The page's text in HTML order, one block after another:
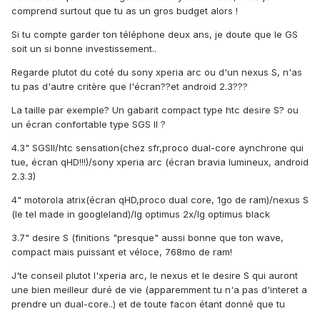
comprend surtout que tu as un gros budget alors !
Si tu compte garder ton téléphone deux ans, je doute que le GS
soit un si bonne investissement..
Regarde plutot du coté du sony xperia arc ou d'un nexus S, n'as
tu pas d'autre critère que l'écran??et android 2.3???
La taille par exemple? Un gabarit compact type htc desire S? ou
un écran confortable type SGS II ?
4.3" SGSII/htc sensation(chez sfr,proco dual-core aynchrone qui
tue, écran qHD!!!)/sony xperia arc (écran bravia lumineux, android
2.3.3)
4" motorola atrix(écran qHD,proco dual core, 1go de ram)/nexus S
(le tel made in googleland)/lg optimus 2x/lg optimus black
3.7" desire S (finitions "presque" aussi bonne que ton wave,
compact mais puissant et véloce, 768mo de ram!
J'te conseil plutot l'xperia arc, le nexus et le desire S qui auront
une bien meilleur duré de vie (apparemment tu n'a pas d'interet a
prendre un dual-core..) et de toute facon étant donné que tu